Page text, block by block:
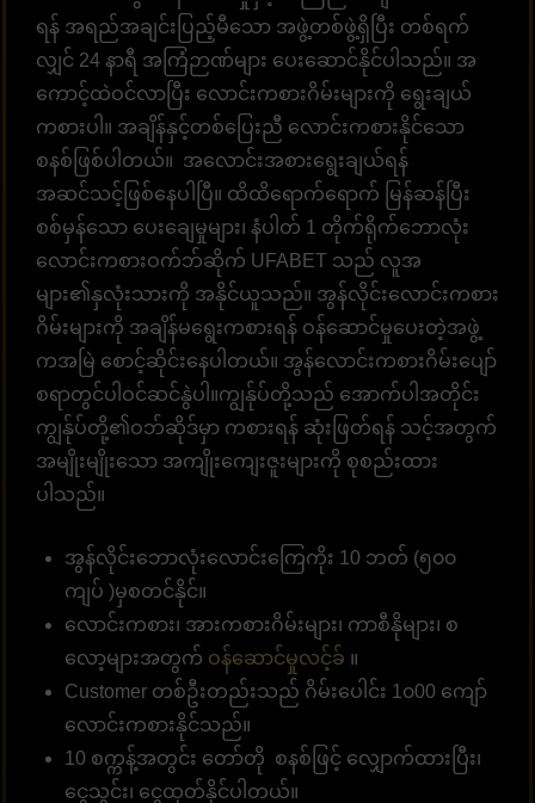
ရန် အရည်အချင်းပြည့်မီသော အဖွဲ့တစ်ဖွဲ့ရှိပြီး တစ်ရက်
လျှင် 24 နာရီ အကြံဉာဏ်များ ပေးဆောင်နိုင်ပါသည်။ အ
ကောင့်ထဲဝင်လာပြီး လောင်းကစားဂိမ်းများကို ရွေးချယ်
ကစားပါ။ အချိန်နှင့်တစ်ပြေးညီ လောင်းကစားနိုင်သော
စနစ်ဖြစ်ပါတယ်။ အလောင်းအစားရွေးချယ်ရန်
အဆင်သင့်ဖြစ်နေပါပြီ။ ထိထိရောက်ရောက် မြန်ဆန်ပြီး
စစ်မှန်သော ပေးချေမှုများ၊ နံပါတ် 1 တိုက်ရိုက်ဘောလုံး
လောင်းကစားဝက်ဘ်ဆိုက် UFABET သည် လူအ
များ၏နှလုံးသားကို အနိုင်ယူသည်။ အွန်လိုင်းလောင်းကစား
ဂိမ်းများကို အချိန်မရွေးကစားရန် ဝန်ဆောင်မှုပေးတဲ့အဖွဲ့
ကအမြဲ စောင့်ဆိုင်းနေပါတယ်။ အွန်လောင်းကစားဂိမ်းပျော်
စရာတွင်ပါဝင်ဆင်နွဲပါ။ကျွန်ုပ်တို့သည် အောက်ပါအတိုင်း
ကျွန်ုပ်တို့၏ဝဘ်ဆိုဒ်မှာ ကစားရန် ဆုံးဖြတ်ရန် သင့်အတွက်
အမျိုးမျိုးသော အကျိုးကျေးဇူးများကို စုစည်းထား
ပါသည်။
အွန်လိုင်းဘောလုံးလောင်းကြေကိုး 10 ဘတ် (၅၀၀
ကျပ် )မှစတင်နိုင်။
လောင်းကစား၊ အားကစားဂိမ်းများ၊ ကာစီနိုများ၊ စ
လော့များအတွက် ဝန်ဆောင်မှုလင့်ခ် ။
Customer တစ်ဦးတည်းသည် ဂိမ်းပေါင်း 1၀00 ကျော်
လောင်းကစားနိုင်သည်။
10 စက္ကန့်အတွင်း တော်တို စနစ်ဖြင့် လျှောက်ထားပြီး၊
ငွေသွင်း၊ ငွေထုတ်နိုင်ပါတယ်။